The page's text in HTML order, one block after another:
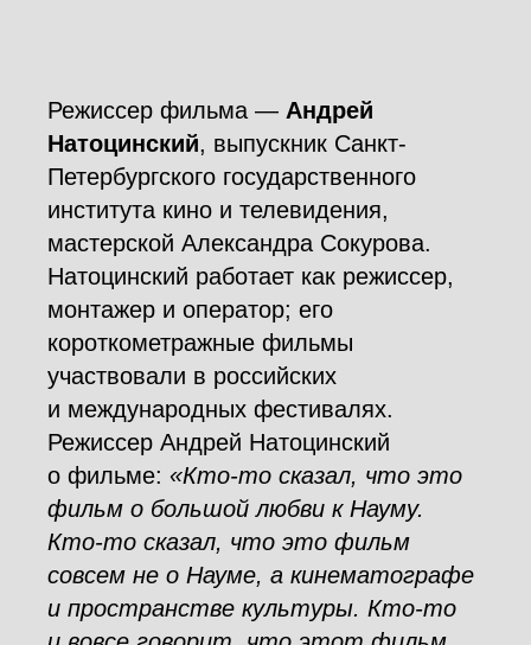
Режиссер фильма — Андрей
Натоцинский, выпускник Санкт-
Петербургского государственного
института кино и телевидения,
мастерской Александра Сокурова.
Натоцинский работает как режиссер,
монтажер и оператор; его
короткометражные фильмы
участвовали в российских
и международных фестивалях.
Режиссер Андрей Натоцинский
о фильме: «Кто-то сказал, что это
фильм о большой любви к Науму.
Кто-то сказал, что это фильм
совсем не о Науме, а кинематографе
и пространстве культуры. Кто-то